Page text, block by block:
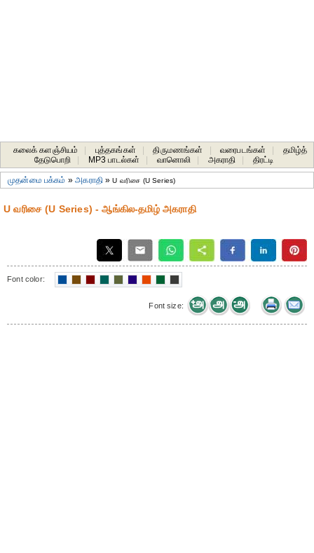
கலைக் களஞ்சியம் புத்தகங்கள் திருமணங்கள் வரைபடங்கள்
தமிழ்த்
தேடுபொறி
MP3 பாடல்கள் வானொலி அகராதி திரட்டி
முதன்மை பக்கம் »அகராதி»U வரிசை (U Series)
U வரிசை (U Series) - ஆங்கில-தமிழ் அகராதி
Font color:
Font size: